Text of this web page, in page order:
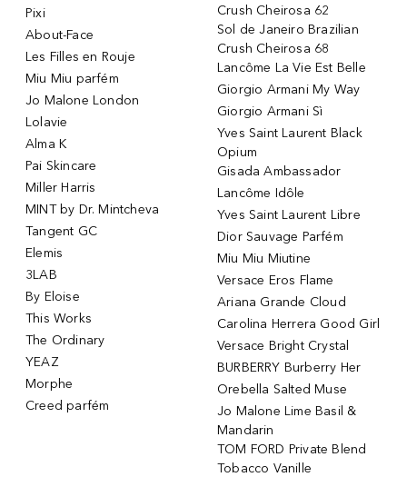
Pixi
About-Face
Les Filles en Rouje
Miu Miu parfém
Jo Malone London
Lolavie
Alma K
Pai Skincare
Miller Harris
MINT by Dr. Mintcheva
Tangent GC
Elemis
3LAB
By Eloise
This Works
The Ordinary
YEAZ
Morphe
Creed parfém
Crush Cheirosa 62
Sol de Janeiro Brazilian
Crush Cheirosa 68
Lancôme La Vie Est Belle
Giorgio Armani My Way
Giorgio Armani Sì
Yves Saint Laurent Black
Opium
Gisada Ambassador
Lancôme Idôle
Yves Saint Laurent Libre
Dior Sauvage Parfém
Miu Miu Miutine
Versace Eros Flame
Ariana Grande Cloud
Carolina Herrera Good Girl
Versace Bright Crystal
BURBERRY Burberry Her
Orebella Salted Muse
Jo Malone Lime Basil &
Mandarin
TOM FORD Private Blend
Tobacco Vanille